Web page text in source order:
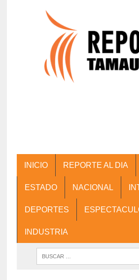
INICIO REPORTE AL DIA
ESTADO NACIONAL
DEPORTES
INDUSTRIA